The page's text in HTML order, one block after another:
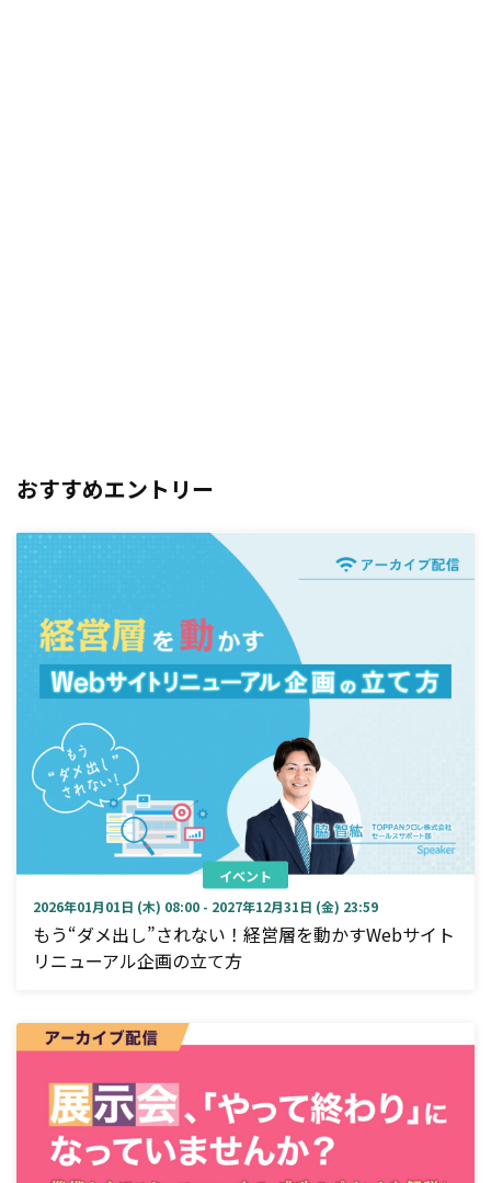
おすすめエントリー
イベント
2026年01月01日 (木) 08:00 - 2027年12月31日 (金) 23:59
もう“ダメ出し”されない！経営層を動かすWebサイト
リニューアル企画の立て方